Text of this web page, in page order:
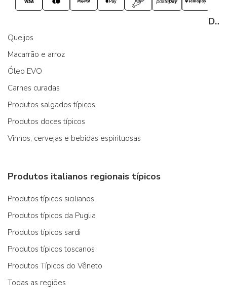
Despensa
Queijos
Macarrão e arroz
Óleo EVO
Carnes curadas
Produtos salgados típicos
Produtos doces típicos
Vinhos, cervejas e bebidas espirituosas
Produtos italianos regionais típicos
Produtos típicos sicilianos
Produtos típicos da Puglia
Produtos típicos sardi
Produtos típicos toscanos
Produtos Típicos do Vêneto
Todas as regiões